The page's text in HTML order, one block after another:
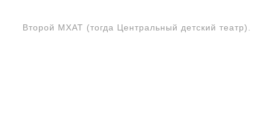
Второй МХАТ (тогда Центральный детский театр).